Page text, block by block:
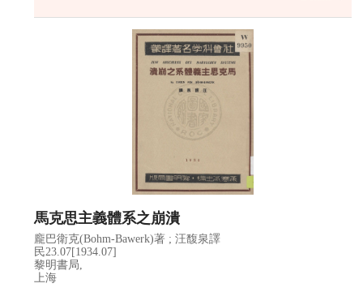
馬克思主義體系之崩潰
龐巴衛克(Bohm-Bawerk)著 ; 汪馥泉譯
民23.07[1934.07]
黎明書局,
上海